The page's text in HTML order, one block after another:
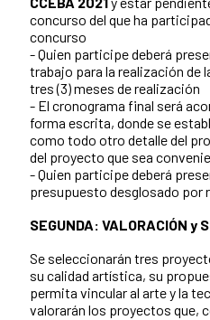
concurso del que ha
concurso
- Quien participe deberá
trabajo para la realización de
tres (3) meses de realización
- El cronograma final será
forma escrita, donde se
como todo otro detalle del
del proyecto que sea
- Quien participe deberá
presupuesto desglosado por
SEGUNDA: VALORACIÓN y
Se seleccionarán tres
su calidad artística, su
permita vincular al arte y la
valorarán los proyectos que,